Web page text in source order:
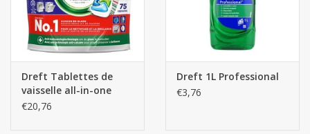
Dreft Tablettes de
vaisselle all-in-one
75pcs
€20,76
Dreft 1L Professional
€3,76